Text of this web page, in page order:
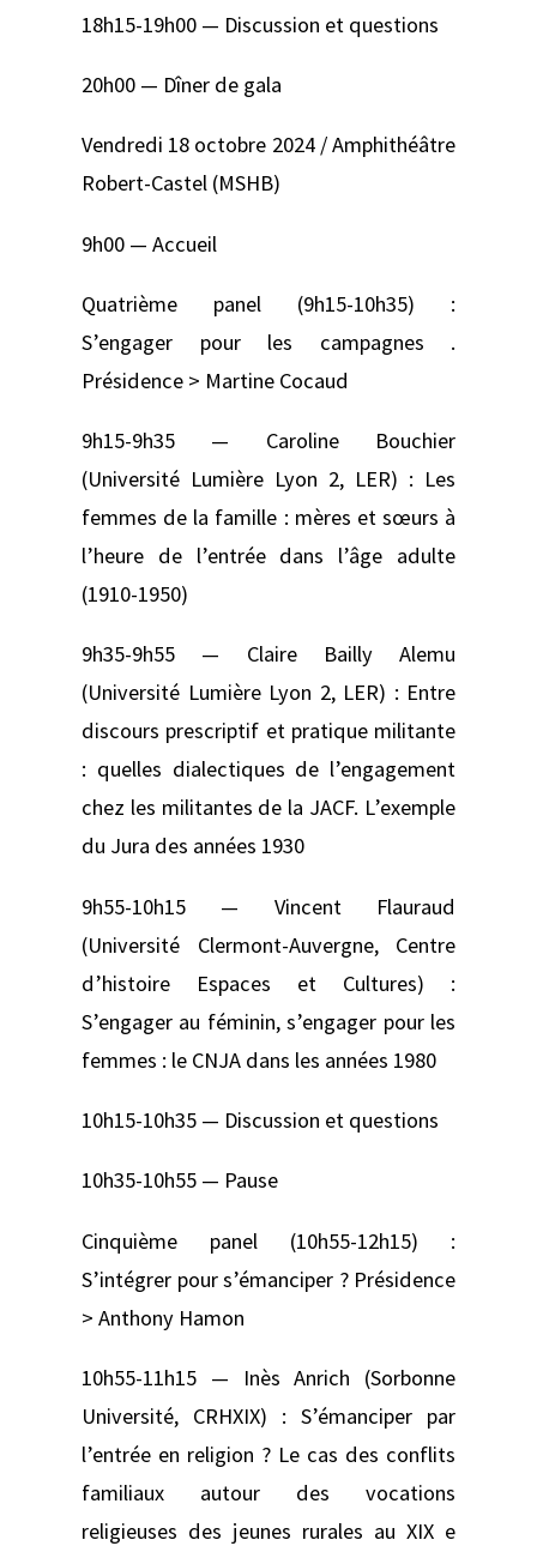
18h15-19h00 — Discussion et questions
20h00 — Dîner de gala
Vendredi 18 octobre 2024 / Amphithéâtre
Robert-Castel (MSHB)
9h00 — Accueil
Quatrième panel (9h15-10h35) :
S’engager pour les campagnes .
Présidence > Martine Cocaud
9h15-9h35 — Caroline Bouchier
(Université Lumière Lyon 2, LER) : Les
femmes de la famille : mères et sœurs à
l’heure de l’entrée dans l’âge adulte
(1910-1950)
9h35-9h55 — Claire Bailly Alemu
(Université Lumière Lyon 2, LER) : Entre
discours prescriptif et pratique militante
: quelles dialectiques de l’engagement
chez les militantes de la JACF. L’exemple
du Jura des années 1930
9h55-10h15 — Vincent Flauraud
(Université Clermont-Auvergne, Centre
d’histoire Espaces et Cultures) :
S’engager au féminin, s’engager pour les
femmes : le CNJA dans les années 1980
10h15-10h35 — Discussion et questions
10h35-10h55 — Pause
Cinquième panel (10h55-12h15) :
S’intégrer pour s’émanciper ? Présidence
> Anthony Hamon
10h55-11h15 — Inès Anrich (Sorbonne
Université, CRHXIX) : S’émanciper par
l’entrée en religion ? Le cas des conflits
familiaux autour des vocations
religieuses des jeunes rurales au XIX e